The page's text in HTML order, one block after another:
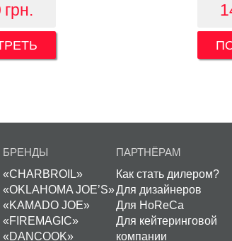
грн.
БРЕНДЫ
«CHARBROIL»
«OKLAHOMA JOE’S»
«KAMADO JOE»
«FIREMAGIC»
«DANCOOK»
ПАРТНЁРАМ
Как стать дилером?
Для дизайнеров
Для HoReCa
Для кейтеринговой
компании